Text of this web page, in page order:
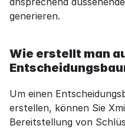
generieren.
Wie erstellt man
Um einen
erstellen, können Sie
Bereitstellung von